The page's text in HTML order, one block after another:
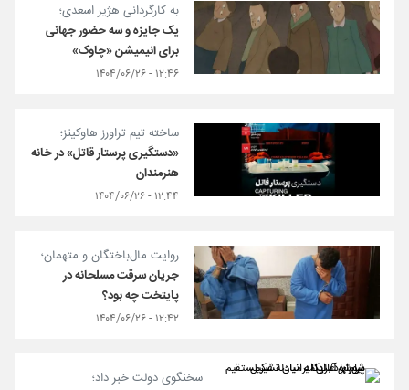
به کارگردانی هژیر اسعدی؛
یک جایزه و سه حضور جهانی
برای انیمیشن «چاوک»
۱۲:۴۶ - ۱۴۰۴/۰۶/۲۶
ساخته تیم تراورز هاوکینز؛
«دستگیری پرستار قاتل» در خانه
هنرمندان
۱۲:۴۴ - ۱۴۰۴/۰۶/۲۶
روایت مال‌باختگان و متهمان؛
جریان سرقت مسلحانه در
پایتخت چه بود؟
۱۲:۴۲ - ۱۴۰۴/۰۶/۲۶
سخنگوی دولت خبر داد؛